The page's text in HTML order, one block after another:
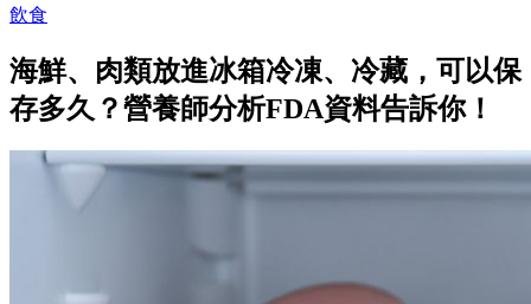
飲食
海鮮、肉類放進冰箱冷凍、冷藏，可以保
存多久？營養師分析FDA資料告訴你！